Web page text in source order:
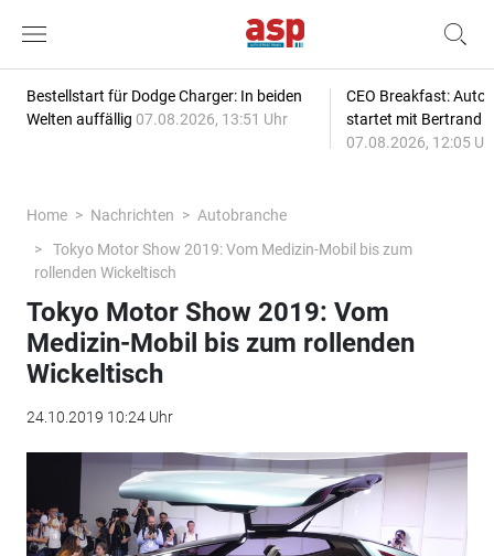
Bestellstart für Dodge Charger: In beiden
Welten auffällig 07.08.2026, 13:51 Uhr
CEO Breakfast:
startet mit Bertrand
07.08.2026, 12:05
Home Nachrichten
Autobranche
Tokyo Motor Show 2019: Vom Medizin-Mobil bis zum
rollenden Wickeltisch
Tokyo Motor Show 2019: Vom
Medizin-Mobil bis zum rollenden
Wickeltisch
24.10.2019 10:24 Uhr